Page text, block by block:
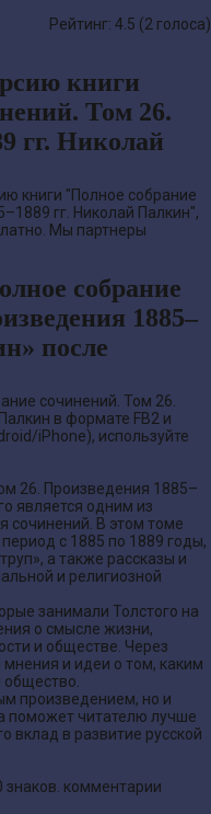
Рейтинг: 4.5 (2 голоса)
книги
Том 26.
гг. Николай
книги "Полное собрание
гг. Николай Палкин",
Мы партнеры
собрание
1885–
после
сочинений. Том 26.
в формате FB2 и
iPhone), используйте
26. Произведения 1885–
является одним из
сочинений. В этом томе
с 1885 по 1889 годы,
а также рассказы и
и религиозной
занимали Толстого на
о смысле жизни,
и обществе. Через
и идеи о том, каким
произведением, но и
поможет читателю лучше
вклад в развитие русской
комментарии